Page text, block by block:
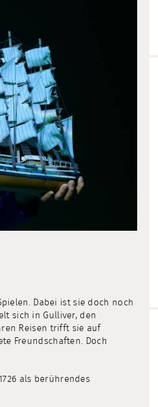
Dabei ist sie doch noch
sich in Gulliver, den
Reisen trifft sie auf
Freundschaften. Doch
als berührendes